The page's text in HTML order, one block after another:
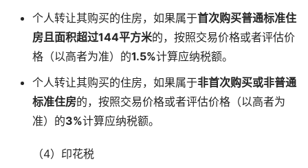
个人转让其购买的住房，如果属于首次购买普通标准住
房且面积超过144平方米的，按照交易价格或者评估价
格（以高者为准）的1.5%计算应纳税额。
个人转让其购买的住房，如果属于非首次购买或非普通
标准住房的，按照交易价格或者评估价格（以高者为
准）的3%计算应纳税额。
（4）印花税